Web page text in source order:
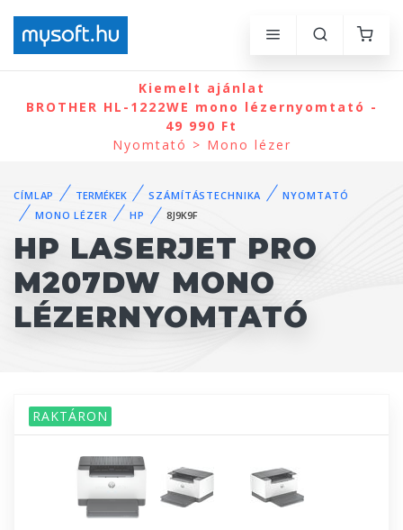
Kiemelt ajánlat
BROTHER HL-1222WE mono lézernyomtató -
49 990 Ft
Nyomtató > Mono lézer
CÍMLAP TERMÉKEK SZÁMÍTÁSTECHNIKA
NYOMTATÓ
MONO LÉZER
HP 8J9K9F
HP LASERJET PRO
M207DW MONO
LÉZERNYOMTATÓ
RAKTÁRON